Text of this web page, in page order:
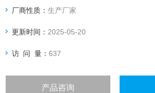
厂商性质：生产厂家
更新时间： 2025-05-20
访 问 量：637
产品咨询